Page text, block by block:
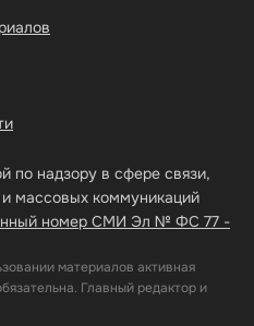
по надзору в сфере связи,
массовых коммуникаций
номер СМИ Эл № ФС 77 -
материалов активная
Главный редактор и